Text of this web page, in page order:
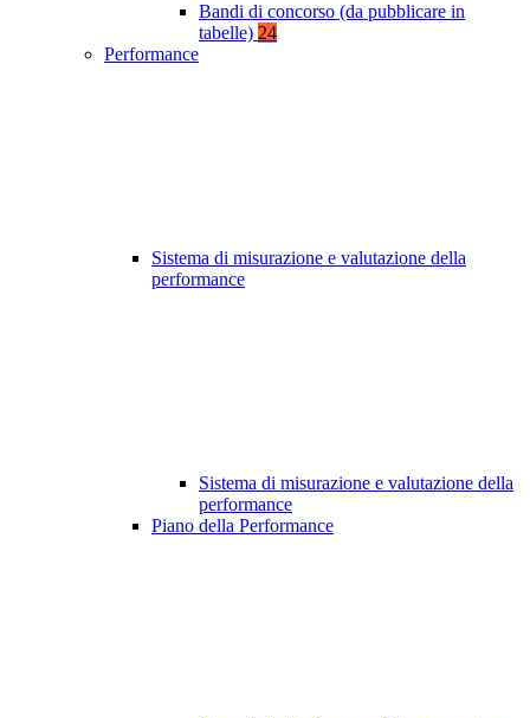
Bandi di concorso (da pubblicare in
tabelle) 24
Performance
Sistema di misurazione e valutazione della
performance
Sistema di misurazione e valutazione della
performance
Piano della Performance